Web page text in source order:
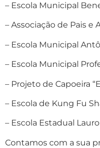
– Escola Municipal
– Associação de Pais e
– Escola Municipal
– Escola Municipal
– Projeto de Capoeira
– Escola de Kung Fu
– Escola Estadual
Contamos com a sua